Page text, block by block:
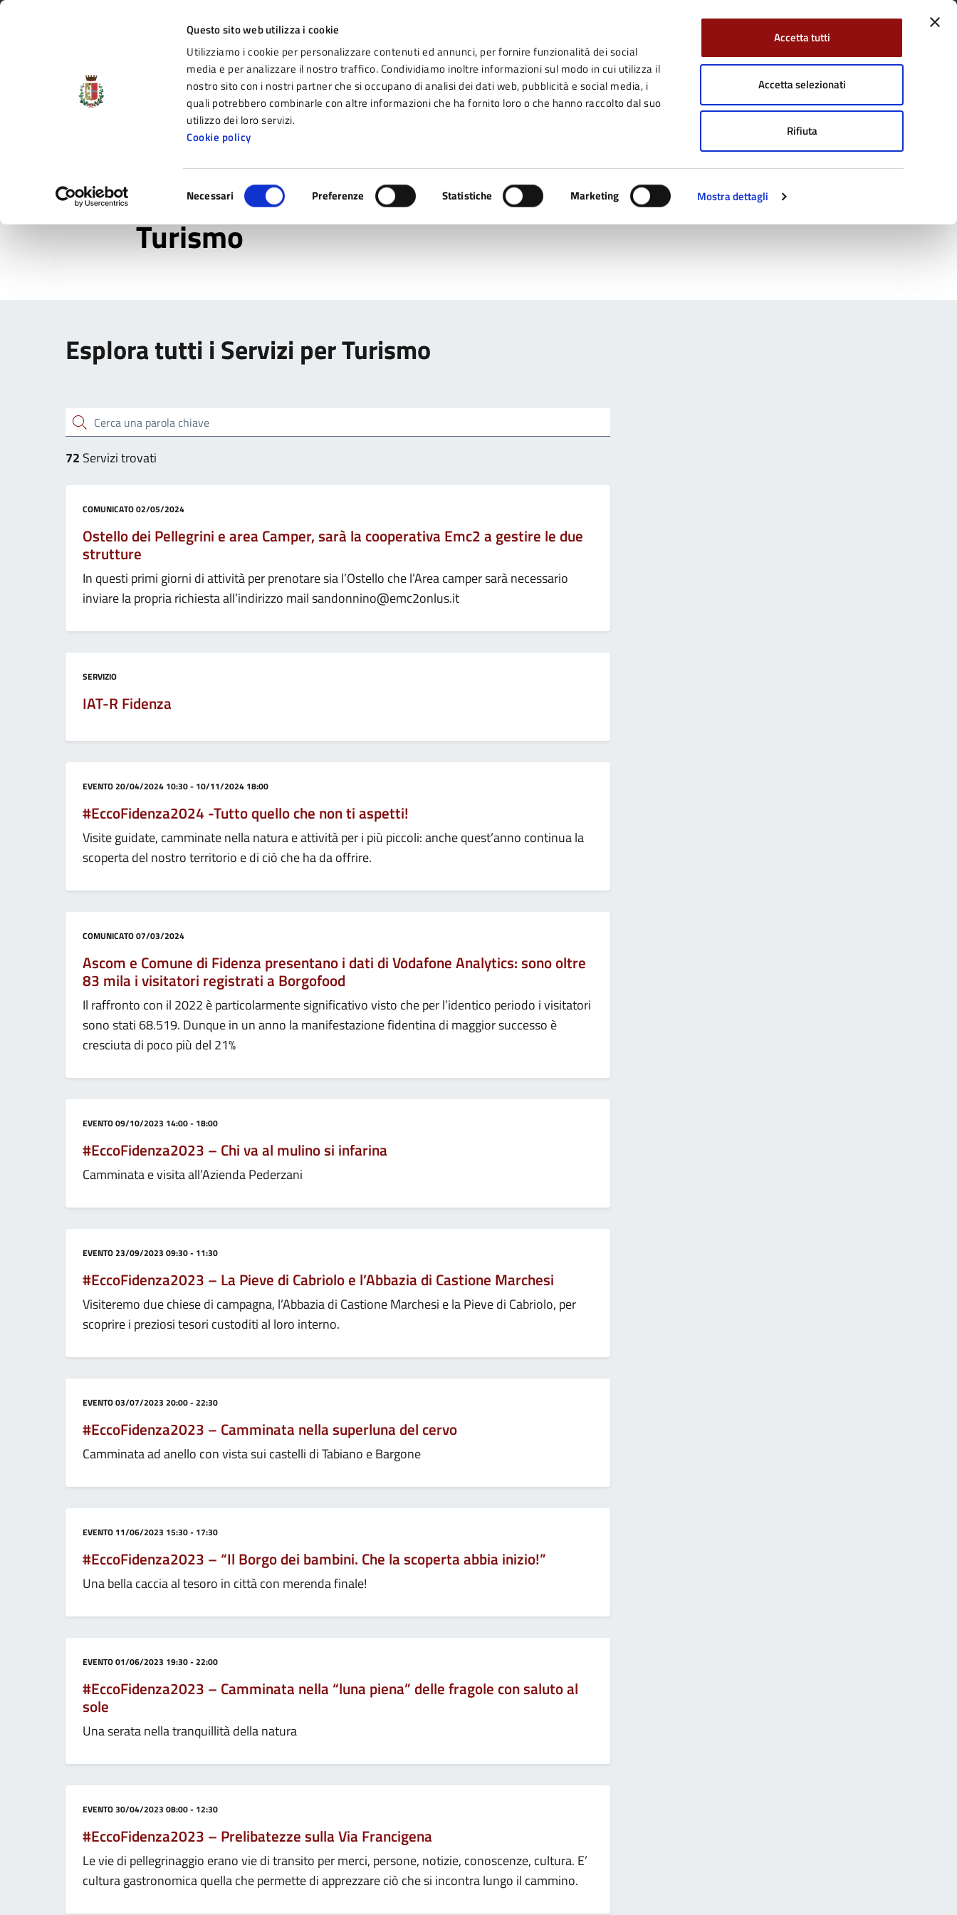
Questo sito web utilizza i cookie
Utilizziamo i cookie per personalizzare contenuti ed annunci, per fornire funzionalità dei social
media e per analizzare il nostro traffico. Condividiamo inoltre informazioni sul modo in cui utilizza il
nostro sito con i nostri partner che si occupano di analisi dei dati web, pubblicità e social media, i
quali potrebbero combinarle con altre informazioni che ha fornito loro o che hanno raccolto dal suo
utilizzo dei loro servizi.
Cookie policy
del
consenso
Necessari Preferenze Statistiche Marketing Mostra dettagli
Accetta tutti
Accetta selezionati
Rifiuta
Vai al contenuto principale
Vai alla navigazione del sito
Vai al piede di pagina
Comune di Fidenza
il portale di servizi e informazioni del Comune di Fidenza
Seguici su: TwitterYouTube Cerca:
Novità Tutti gli argomenti
Novità / Servizi Turismo
Turismo
Esplora tutti i Servizi per Turismo
Cerca una parola chiave
72 Servizi trovati
Categoria:
COMUNICATO02/05/2024
Ostello dei Pellegrini e area Camper, sarà la cooperativa Emc2 a gestire le due
strutture
In questi primi giorni di attività per prenotare sia l’Ostello che l’Area camper sarà necessario
inviare la propria richiesta all’indirizzo mail sandonnino@emc2onlus.it
Categoria:
SERVIZIO
IAT-R Fidenza
Categoria:
EVENTO20/04/2024 10:30 - 10/11/2024 18:00
#EccoFidenza2024 -Tutto quello che non ti aspetti!
Visite guidate, camminate nella natura e attività per i più piccoli: anche quest’anno continua la
scoperta del nostro territorio e di ciò che ha da offrire.
Categoria:
COMUNICATO07/03/2024
Ascom e Comune di Fidenza presentano i dati di Vodafone Analytics: sono oltre
83 mila i visitatori registrati a Borgofood
Il raffronto con il 2022 è particolarmente significativo visto che per l’identico periodo i visitatori
sono stati 68.519. Dunque in un anno la manifestazione fidentina di maggior successo è
cresciuta di poco più del 21%
Categoria:
EVENTO09/10/2023 14:00 - 18:00
#EccoFidenza2023 – Chi va al mulino si infarina
Camminata e visita all’Azienda Pederzani
Categoria:
EVENTO23/09/2023 09:30 - 11:30
#EccoFidenza2023 – La Pieve di Cabriolo e l’Abbazia di Castione Marchesi
Visiteremo due chiese di campagna, l’Abbazia di Castione Marchesi e la Pieve di Cabriolo, per
scoprire i preziosi tesori custoditi al loro interno.
Categoria:
EVENTO03/07/2023 20:00 - 22:30
#EccoFidenza2023 – Camminata nella superluna del cervo
Camminata ad anello con vista sui castelli di Tabiano e Bargone
Categoria:
EVENTO 11/06/2023 15:30 - 17:30
#EccoFidenza2023 – “Il Borgo dei bambini. Che la scoperta abbia inizio!”
Una bella caccia al tesoro in città con merenda finale!
Categoria:
EVENTO01/06/2023 19:30 - 22:00
#EccoFidenza2023 – Camminata nella “luna piena” delle fragole con saluto al
sole
Una serata nella tranquillità della natura
Categoria:
EVENTO30/04/2023 08:00 - 12:30
#EccoFidenza2023 – Prelibatezze sulla Via Francigena
Le vie di pellegrinaggio erano vie di transito per merci, persone, notizie, conoscenze, cultura. E’
cultura gastronomica quella che permette di apprezzare ciò che si incontra lungo il cammino.